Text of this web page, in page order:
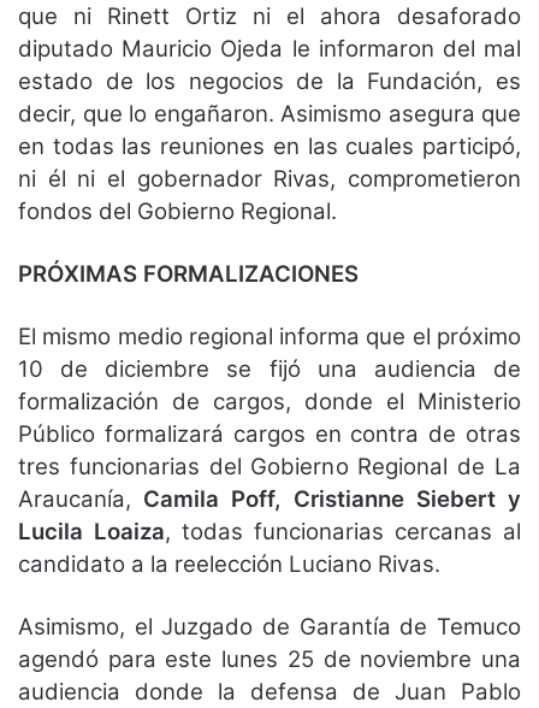
que ni Rinett Ortiz ni el ahora desaforado
diputado Mauricio Ojeda le informaron del mal
estado de los negocios de la Fundación, es
decir, que lo engañaron. Asimismo asegura que
en todas las reuniones en las cuales participó,
ni él ni el gobernador Rivas, comprometieron
fondos del Gobierno Regional.
PRÓXIMAS FORMALIZACIONES
El mismo medio regional informa que el próximo
10 de diciembre se fijó una audiencia de
formalización de cargos, donde el Ministerio
Público formalizará cargos en contra de otras
tres funcionarias del Gobierno Regional de La
Araucanía, Camila Poff, Cristianne Siebert y
Lucila Loaiza, todas funcionarias cercanas al
candidato a la reelección Luciano Rivas.
Asimismo, el Juzgado de Garantía de Temuco
agendó para este lunes 25 de noviembre una
audiencia donde la defensa de Juan Pablo